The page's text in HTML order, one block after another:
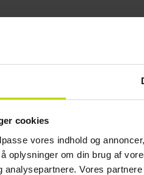
cookies
vores indhold og
oplysninger om din brug af
analysepartnere. Vores
FÅ TILBAGE
Aug
SALE